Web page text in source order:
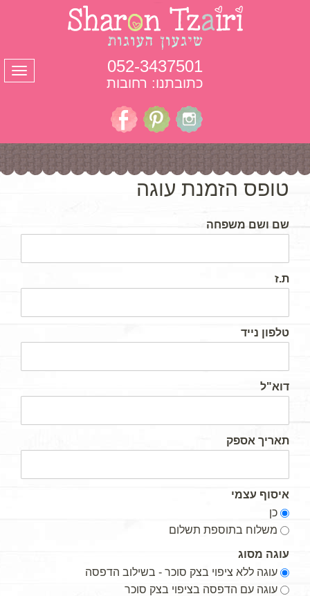
052-3437501
כתובתנו: רחובות
טופס הזמנת עוגה
שם ושם משפחה
ת.ז
טלפון נייד
דוא"ל
תאריך אספק
איסוף עצמי
כן
משלוח בתוספת תשלום
עוגה מסוג
עוגה ללא ציפוי בצק סוכר - בשילוב הדפסה
עוגה עם הדפסה בציפוי בצק סוכר